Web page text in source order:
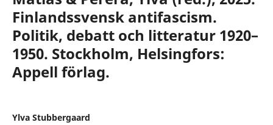
Finlandssvensk antifascism.
Politik, debatt och litteratur 1920–
1950. Stockholm, Helsingfors:
Appell förlag.
Ylva Stubbergaard